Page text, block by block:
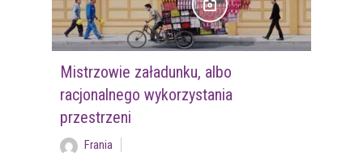
Mistrzowie załadunku, albo
racjonalnego wykorzystania
przestrzeni
Frania